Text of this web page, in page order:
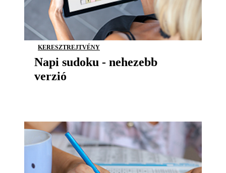
KERESZTREJTVÉNY
Napi sudoku - nehezebb
verzió